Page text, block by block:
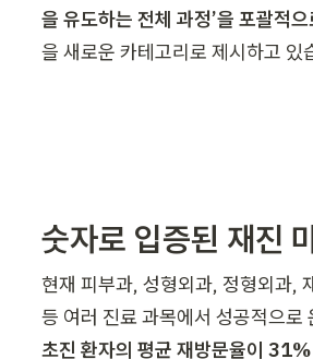
을 유도하는 전체 과정’을 포괄적
을 새로운 카테고리로 제시하고 있
숫자로 입증된 재진
현재 피부과, 성형외과, 정형외과,
초진 환자의 평균 재방문율이